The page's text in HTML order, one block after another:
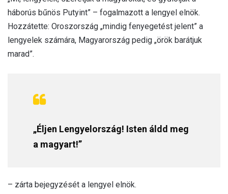
háborús bűnös Putyint” – fogalmazott a lengyel elnök.
Hozzátette: Oroszország „mindig fenyegetést jelent” a
lengyelek számára, Magyarország pedig „örök barátjuk
marad”.
„Éljen Lengyelország! Isten áldd meg
a magyart!”
– zárta bejegyzését a lengyel elnök.